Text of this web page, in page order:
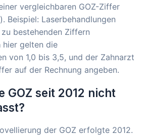
vergleichbaren GOZ-Ziffer
Beispiel: Laserbehandlungen
bestehenden Ziffern
hier gelten die
von 1,0 bis 3,5, und der Zahnarzt
auf der Rechnung angeben.
GOZ seit 2012 nicht
der GOZ erfolgte 2012.